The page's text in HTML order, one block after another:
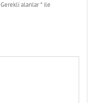
Gerekli alanlar*ile